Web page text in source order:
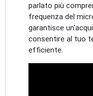
parlato più
frequenza del
garantisce
consentire al tuo
efficiente.